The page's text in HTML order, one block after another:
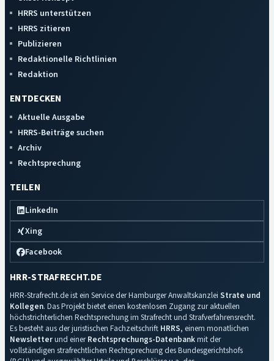
HRRS unterstützen
HRRS zitieren
Publizieren
Redaktionelle Richtlinien
Redaktion
ENTDECKEN
Aktuelle Ausgabe
HRRS-Beiträge suchen
Archiv
Rechtsprechung
TEILEN
LinkedIn
Xing
Facebook
HRR-STRAFRECHT.DE
HRR-Strafrecht.de ist ein Service der Hamburger Anwaltskanzlei Strate und
Kollegen. Das Projekt bietet einen kostenlosen Zugang zur aktuellen
höchstrichterlichen Rechtsprechung im Strafrecht und Strafverfahrensrecht.
Es besteht aus der juristischen Fachzeitschrift HRRS, einem monatlichen
Newsletterund einerRechtsprechungs-Datenbankmit der
vollständigen strafrechtlichen Rechtsprechung des Bundesgerichtshofs